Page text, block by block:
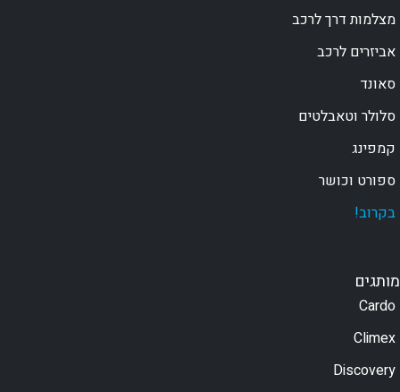
מצלמות דרך לרכב
אביזרים לרכב
סאונד
סלולר וטאבלטים
קמפינג
ספורט וכושר
בקרוב!
מותגים
Cardo
Climex
Discovery